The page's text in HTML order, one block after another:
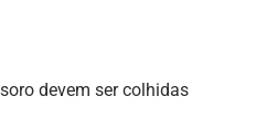
devem ser colhidas